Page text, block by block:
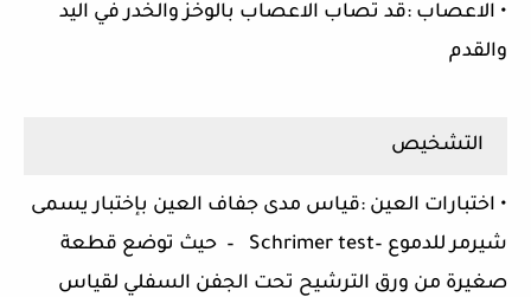
• الاعصاب :قد تصاب الاعصاب بالوخز والخدر في اليد
والقدم
التشخيص
• اختبارات العين :قياس مدى جفاف العين بإختبار يسمى
شيرمر للدموع –Schrimer test – حيث توضع قطعة
صغيرة من ورق الترشيح تحت الجفن السفلي لقياس